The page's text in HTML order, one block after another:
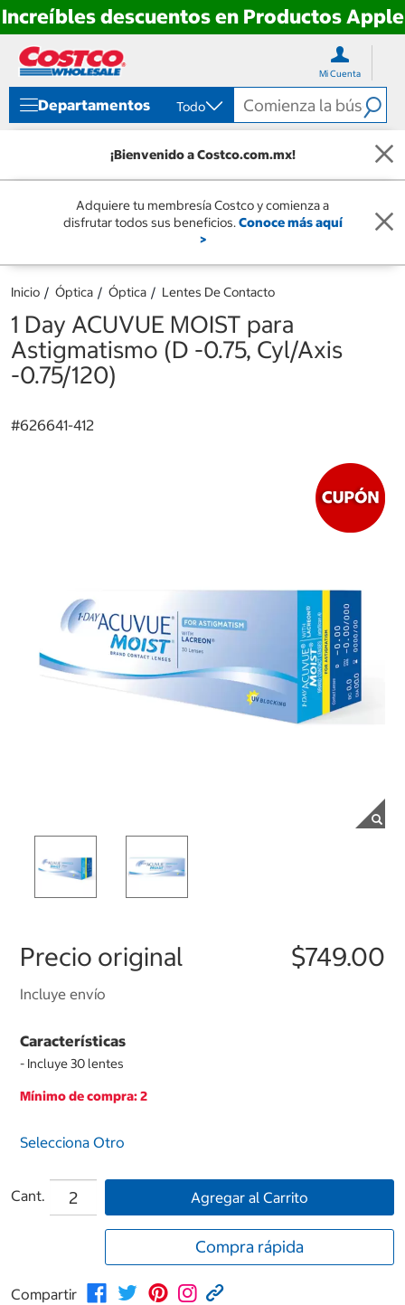
Increíbles descuentos en Productos Apple
directo
contenido
directo
menú
navegación
Mi Cuenta
Departamentos Todo
¡Bienvenido a Costco.com.mx!
Adquiere tu membresía Costco y comienza a
disfrutar todos sus beneficios.Conoce más aquí
>
Inicio Óptica Óptica Lentes De Contacto
1 Day ACUVUE MOIST para
Astigmatismo (D -0.75, Cyl/Axis
-0.75/120)
#626641-412
Precio original $749.00
Incluye envío
Características
- Incluye 30 lentes
Mínimo de compra: 2
Selecciona Otro
Cant. Agregar al Carrito
Compra rápida
Compartir